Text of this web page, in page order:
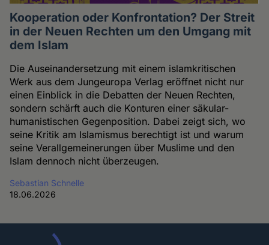
Kooperation oder Konfrontation? Der Streit
in der Neuen Rechten um den Umgang mit
dem Islam
Die Auseinandersetzung mit einem islamkritischen
Werk aus dem Jungeuropa Verlag eröffnet nicht nur
einen Einblick in die Debatten der Neuen Rechten,
sondern schärft auch die Konturen einer säkular-
humanistischen Gegenposition. Dabei zeigt sich, wo
seine Kritik am Islamismus berechtigt ist und warum
seine Verallgemeinerungen über Muslime und den
Islam dennoch nicht überzeugen.
Sebastian Schnelle
18.06.2026